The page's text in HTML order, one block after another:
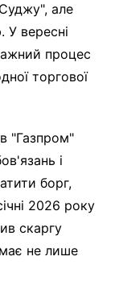
але
У вересні
процес
торгової
"Газпром"
і
борг,
2026 року
скаргу
не лише